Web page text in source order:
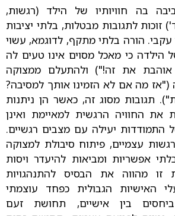
בה חוויותיו של הילד (רגשות,
זוכות לתגובות מבטלות, בלתי יציבות
עקבי. הורה בלתי מתקף, לדוגמא, עשוי
כי מאכל מסוים אינו טעים לה
את זה!") ולהתעלם ממצוקה
("אז מה אם לא הזמינו אותך למסיבה?
תגובות מסוג זה, כאשר הן ניתנות
את החוויה הרגשית למאיימת ואינן
יעילה עם מצבים רגשיים.
עצמיים, פיתוח סיבולת למצוקה
אפשריות ומביאות להיעדר ויסות
זו מהווה את הבסיס להתנהגויות
האישיות הגבולית כפחד עוצמתי
בין אישיים, תחושת זעם